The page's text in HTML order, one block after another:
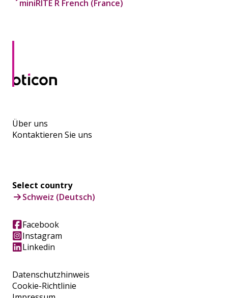
miniRITE R French (France)
Über uns
Kontaktieren Sie uns
Datenschutzhinweis
Cookie-Richtlinie
Select country
Schweiz (Deutsch)
Facebook
Instagram
Linkedin